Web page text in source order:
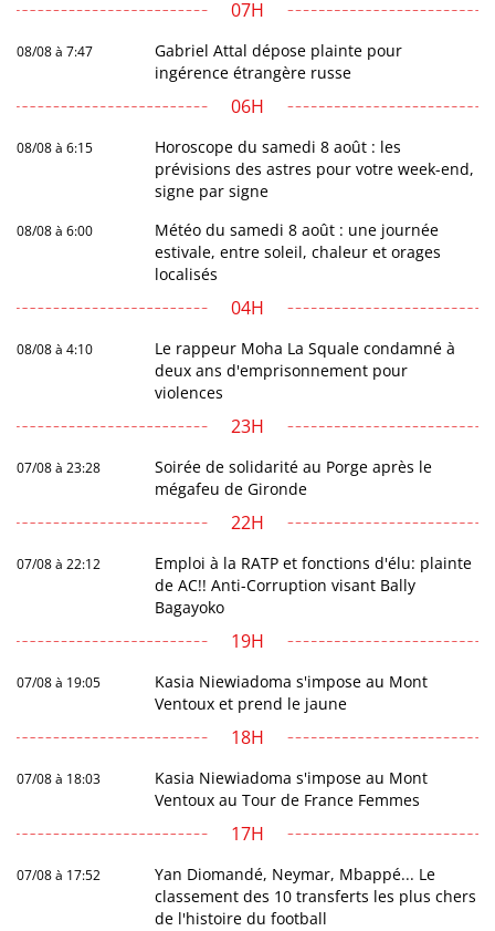
07H
08/08 à 7:47
Gabriel Attal dépose plainte pour
ingérence étrangère russe
06H
08/08 à 6:15
Horoscope du samedi 8 août : les
prévisions des astres pour votre week-end,
signe par signe
08/08 à 6:00
Météo du samedi 8 août : une journée
estivale, entre soleil, chaleur et orages
localisés
04H
08/08 à 4:10
Le rappeur Moha La Squale condamné à
deux ans d'emprisonnement pour
violences
23H
07/08 à 23:28
Soirée de solidarité au Porge après le
mégafeu de Gironde
22H
07/08 à 22:12
Emploi à la RATP et fonctions d'élu: plainte
de AC!! Anti-Corruption visant Bally
Bagayoko
19H
07/08 à 19:05
Kasia Niewiadoma s'impose au Mont
Ventoux et prend le jaune
18H
07/08 à 18:03
Kasia Niewiadoma s'impose au Mont
Ventoux au Tour de France Femmes
17H
07/08 à 17:52
Yan Diomandé, Neymar, Mbappé... Le
classement des 10 transferts les plus chers
de l'histoire du football